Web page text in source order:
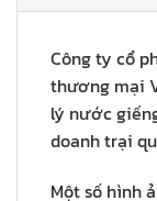
Công ty cổ
thương mại
lý nước
doanh trại
Một số hình